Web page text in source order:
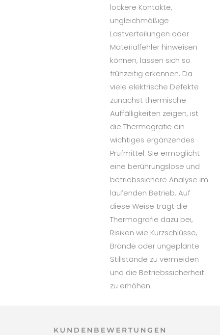
lockere Kontakte,
ungleichmäßige
Lastverteilungen oder
Materialfehler hinweisen
können, lassen sich so
frühzeitig erkennen. Da
viele elektrische Defekte
zunächst thermische
Auffälligkeiten zeigen, ist
die Thermografie ein
wichtiges ergänzendes
Prüfmittel. Sie ermöglicht
eine berührungslose und
betriebssichere Analyse im
laufenden Betrieb. Auf
diese Weise trägt die
Thermografie dazu bei,
Risiken wie Kurzschlüsse,
Brände oder ungeplante
Stillstände zu vermeiden
und die Betriebssicherheit
zu erhöhen.
KUNDENBEWERTUNGEN